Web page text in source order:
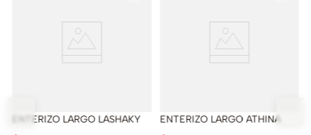
ENTERIZO LARGO LASHAKY
ENTERIZO LARGO ATHINA